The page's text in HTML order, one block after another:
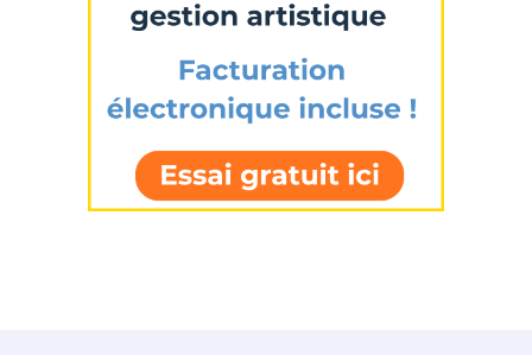
* Champ obligatoire